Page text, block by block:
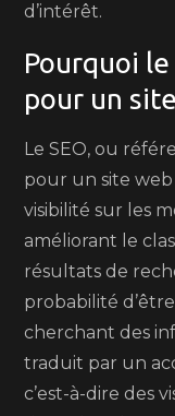
d’intérêt.
Pourquoi
pour un
Le SEO, ou
pour un site web
visibilité sur les
améliorant le
résultats de
probabilité
cherchant des
traduit par un
c’est-à-dire des